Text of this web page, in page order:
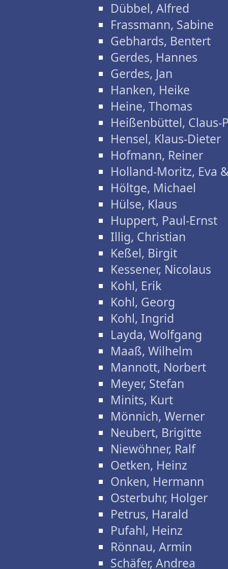
Dübbel, Alfred
Frassmann, Sabine
Gebhards, Bentert
Gerdes, Hannes
Gerdes, Jan
Hanken, Heike
Heine, Thomas
Heißenbüttel, Claus-
Hensel, Klaus-Dieter
Hofmann, Reiner
Holland-Moritz, Eva
Höltge, Michael
Hülse, Klaus
Huppert, Paul-Ernst
Illig, Christian
Keßel, Birgit
Kessener, Nicolaus
Kohl, Erik
Kohl, Georg
Kohl, Ingrid
Layda, Wolfgang
Maaß, Wilhelm
Mannott, Norbert
Meyer, Stefan
Minits, Kurt
Mönnich, Werner
Neubert, Brigitte
Niewöhner, Ralf
Oetken, Heinz
Onken, Hermann
Osterbuhr, Holger
Petrus, Harald
Pufahl, Heinz
Rönnau, Armin
Schäfer, Andrea